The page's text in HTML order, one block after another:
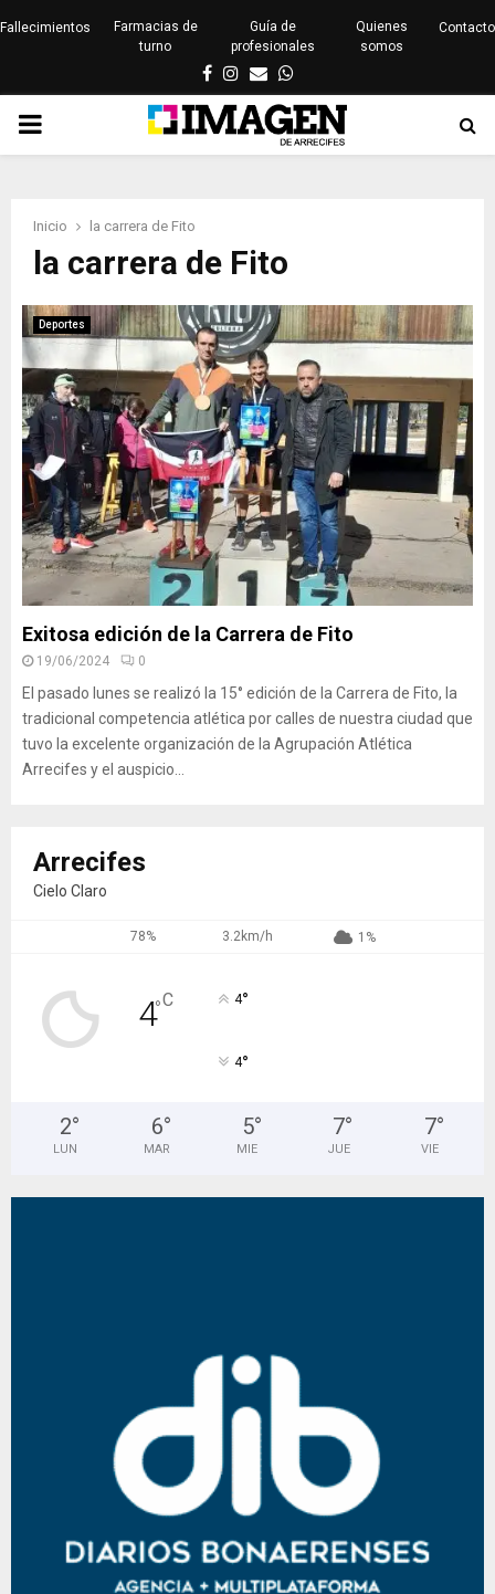
Fallecimientos
Farmacias de
turno
Guía de
profesionales
Quienes
somos
Contacto
Facebook
Instagram
EmailWhatsapp
PRIMARY
Inicio la carrera de Fito
la carrera de Fito
Deportes
Exitosa edición de la Carrera de Fito
19/06/2024 0
El pasado lunes se realizó la 15° edición de la Carrera de Fito, la
tradicional competencia atlética por calles de nuestra ciudad que
tuvo la excelente organización de la Agrupación Atlética
Arrecifes y el auspicio...
Arrecifes
Cielo Claro
78% 3.2km/h 1%
4°C 4°
4°
2°
LUN
6°
MAR
5°
MIE
7°
JUE
7°
VIE